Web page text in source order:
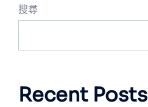
搜尋
Recent Posts